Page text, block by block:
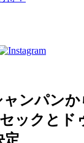
ンパン
ックとド
定